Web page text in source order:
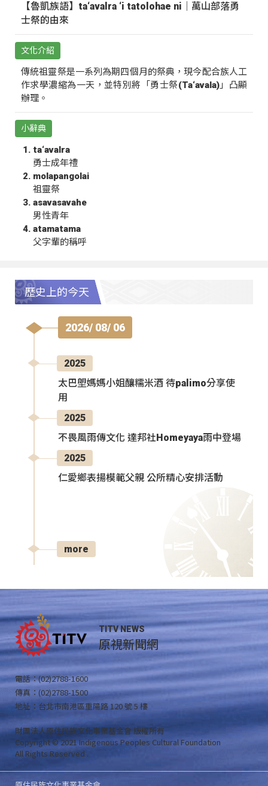
【魯凱族語】ta‘avalra ‘i tatolohae ni｜萬山部落勇
士祭的由來
文化介紹
傳統祖靈祭是一系列為期四個月的祭典，現今配合族人工
作求學濃縮為一天，並特別將「勇士祭(Ta‘avala)」凸顯
辦理。
小辭典
ta‘avalra
勇士成年禮
molapangolai
祖靈祭
asavasavahe
男性青年
atamatama
父字輩的稱呼
歷史上的今天
2026/ 08/ 06
2025
太巴塱媽媽小姐釀糯米酒 待palimo分享使
用
2025
不畏風雨傳文化 達邦社Homeyaya雨中登場
2025
仁愛鄉表揚模範父親 公所精心安排活動
more
TITV NEWS
原視新聞網
電話：(02)2788-1600
傳真：(02)2788-1500
地址：台北市南港區重陽路 120 號 5 樓
財團法人原住民族文化事業基金會 版權所有
Copyright © 2021 Indigenous Peoples Cultural Foundation
All Rights Reserved .